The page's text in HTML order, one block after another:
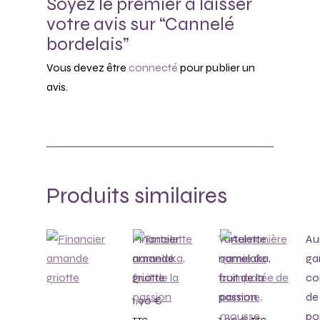
votre avis sur “Cannelé
bordelais”
Vous devez être connecté pour publier un
avis.
Produits similaires
Financier
amande
griotte
1,90€
Tartelette
namelaka,
fruit de la
passion
de